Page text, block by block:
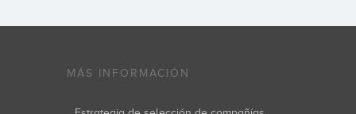
MÁS INFORMACIÓN